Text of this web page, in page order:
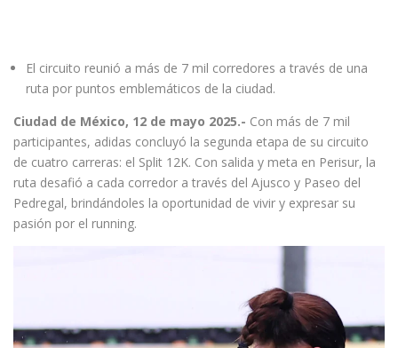
El circuito reunió a más de 7 mil corredores a través de una
ruta por puntos emblemáticos de la ciudad.
Ciudad de México, 12 de mayo 2025.- Con más de 7 mil
participantes, adidas concluyó la segunda etapa de su circuito
de cuatro carreras: el Split 12K. Con salida y meta en Perisur, la
ruta desafió a cada corredor a través del Ajusco y Paseo del
Pedregal, brindándoles la oportunidad de vivir y expresar su
pasión por el running.